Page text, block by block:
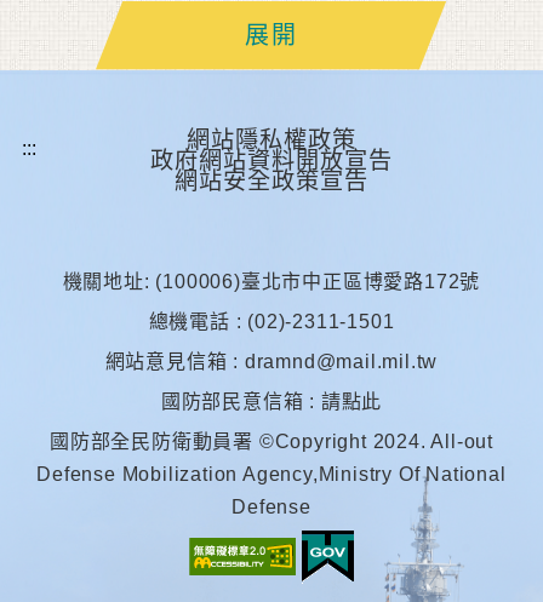
展開
網站隱私權政策
政府網站資料開放宣告
網站安全政策宣告
機關地址: (100006)臺北市中正區博愛路172號
總機電話 : (02)-2311-1501
網站意見信箱 : dramnd@mail.mil.tw
國防部民意信箱 : 請點此
國防部全民防衛動員署 ©Copyright 2024. All-out
Defense Mobilization Agency,Ministry Of National
Defense